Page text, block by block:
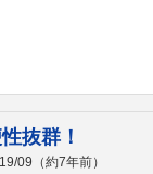
抜群！
09（約7年前）